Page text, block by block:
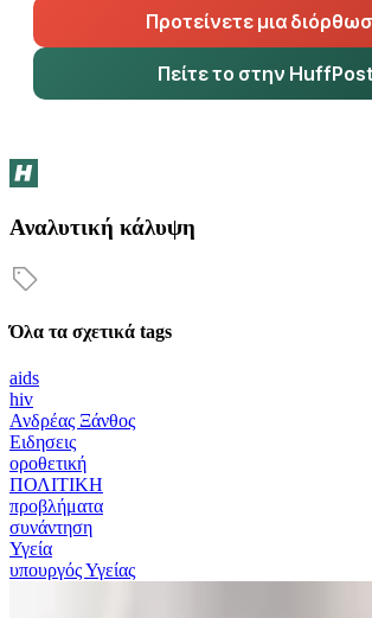
Προτείνετε μια
Πείτε το στην HuffPost
Αναλυτική κάλυψη
Όλα τα σχετικά tags
aids
hiv
Ανδρέας Ξάνθος
Ειδησεις
οροθετική
ΠΟΛΙΤΙΚΗ
προβλήματα
συνάντηση
Υγεία
υπουργός Υγείας